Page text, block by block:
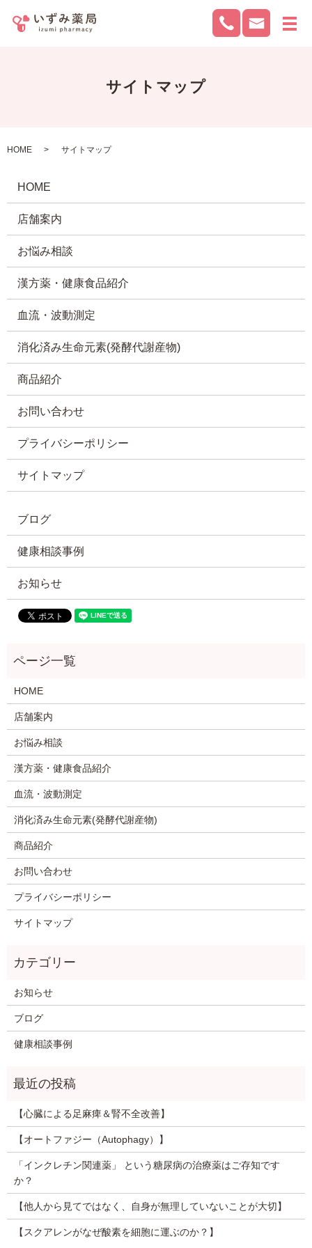
メ
サイトマップ
HOME サイトマップ
HOME
店舗案内
お悩み相談
漢方薬・健康食品紹介
血流・波動測定
消化済み生命元素(発酵代謝産物)
商品紹介
お問い合わせ
プライバシーポリシー
サイトマップ
ブログ
健康相談事例
お知らせ
HOME
店舗案内
お悩み相談
漢方薬・健康食品紹介
血流・波動測定
消化済み生命元素(発酵代謝産物)
商品紹介
お問い合わせ
プライバシーポリシー
サイトマップ
お知らせ
ブログ
健康相談事例
【心臓による足麻痺＆腎不全改善】
【オートファジー（Autophagy）】
「インクレチン関連薬」 という糖尿病の治療薬はご存知です
か？
【他人から見てではなく、自身が無理していないことが大切】
【スクアレンがなぜ酸素を細胞に運ぶのか？】